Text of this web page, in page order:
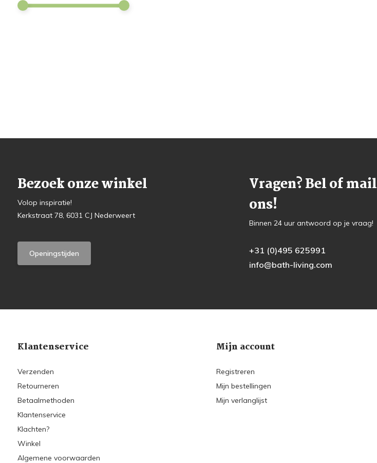
Bezoek onze winkel
Volop inspiratie!
Kerkstraat 78, 6031 CJ Nederweert
Openingstijden
Vragen? Bel of mail
ons!
Binnen 24 uur antwoord op je vraag!
+31 (0)495 625991
info@bath-living.com
Klantenservice
Verzenden
Retourneren
Betaalmethoden
Klantenservice
Klachten?
Winkel
Algemene voorwaarden
Mijn account
Registreren
Mijn bestellingen
Mijn verlanglijst